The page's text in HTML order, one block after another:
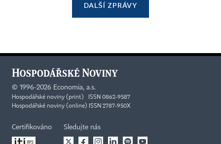
DALŠÍ ZPRÁVY
© 1996-2026 Economia, a.s.
Hospodářské noviny (print) ISSN 0862-9587
Hospodářské noviny (online) ISSN 2787-950X
Certifikováno Sledujte nás